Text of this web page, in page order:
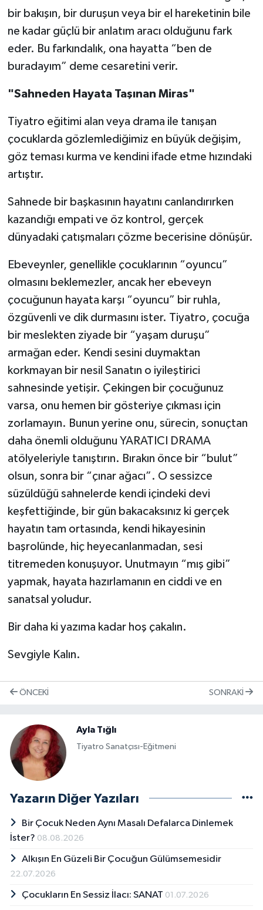
bir bakışın, bir duruşun veya bir el hareketinin bile
ne kadar güçlü bir anlatım aracı olduğunu fark
eder. Bu farkındalık, ona hayatta “ben de
buradayım” deme cesaretini verir.
"Sahneden Hayata Taşınan Miras"
Tiyatro eğitimi alan veya drama ile tanışan
çocuklarda gözlemlediğimiz en büyük değişim,
göz teması kurma ve kendini ifade etme hızındaki
artıştır.
Sahnede bir başkasının hayatını canlandırırken
kazandığı empati ve öz kontrol, gerçek
dünyadaki çatışmaları çözme becerisine dönüşür.
Ebeveynler, genellikle çocuklarının “oyuncu”
olmasını beklemezler, ancak her ebeveyn
çocuğunun hayata karşı “oyuncu” bir ruhla,
özgüvenli ve dik durmasını ister. Tiyatro, çocuğa
bir meslekten ziyade bir “yaşam duruşu”
armağan eder. Kendi sesini duymaktan
korkmayan bir nesil Sanatın o iyileştirici
sahnesinde yetişir. Çekingen bir çocuğunuz
varsa, onu hemen bir gösteriye çıkması için
zorlamayın. Bunun yerine onu, sürecin, sonuçtan
daha önemli olduğunu YARATICI DRAMA
atölyeleriyle tanıştırın. Bırakın önce bir “bulut”
olsun, sonra bir “çınar ağacı”. O sessizce
süzüldüğü sahnelerde kendi içindeki devi
keşfettiğinde, bir gün bakacaksınız ki gerçek
hayatın tam ortasında, kendi hikayesinin
başrolünde, hiç heyecanlanmadan, sesi
titremeden konuşuyor. Unutmayın “mış gibi”
yapmak, hayata hazırlamanın en ciddi ve en
sanatsal yoludur.
Bir daha ki yazıma kadar hoş çakalın.
Sevgiyle Kalın.
ÖNCEKI SONRAKI
Ayla Tığlı
Tiyatro Sanatçısı-Eğitmeni
Yazarın Diğer Yazıları
Bir Çocuk Neden Aynı Masalı Defalarca Dinlemek
İster? 08.08.2026
Alkışın En Güzeli Bir Çocuğun Gülümsemesidir
22.07.2026
Çocukların En Sessiz İlacı: SANAT 01.07.2026